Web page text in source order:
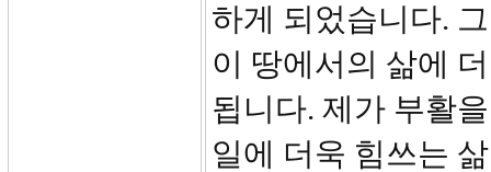
하게 되었습니다.
이 땅에서의 삶에
됩니다. 제가 부활
일에 더욱 힘쓰는